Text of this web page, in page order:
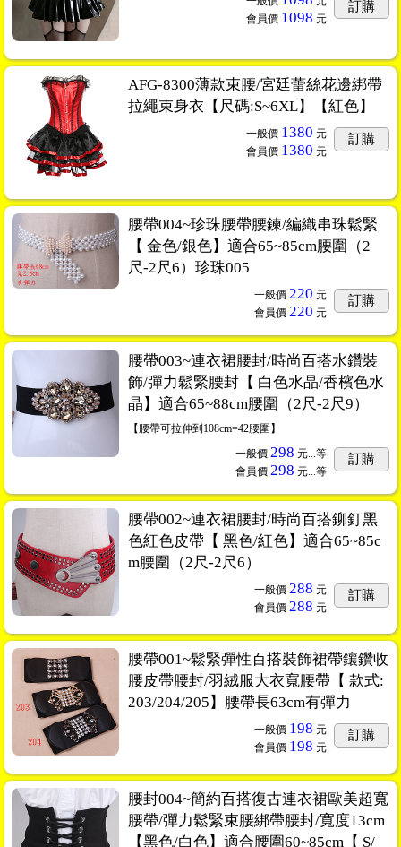
會員價 1098 元
訂購
AFG-8300薄款束腰/宮廷蕾絲花邊綁帶
拉繩束身衣【尺碼:S~6XL】【紅色】
一般價 1380 元
會員價 1380 元
訂購
腰帶004~珍珠腰帶腰鍊/編織串珠鬆緊
【 金色/銀色】適合65~85cm腰圍（2
尺-2尺6）珍珠005
一般價 220 元
會員價 220 元
訂購
腰帶003~連衣裙腰封/時尚百搭水鑽裝
飾/彈力鬆緊腰封【 白色水晶/香檳色水
晶】適合65~88cm腰圍（2尺-2尺9）
【腰帶可拉伸到108cm=42腰圍】
一般價 298 元...等
會員價 298 元...等
訂購
腰帶002~連衣裙腰封/時尚百搭鉚釘黑
色紅色皮帶【 黑色/紅色】適合65~85c
m腰圍（2尺-2尺6）
一般價 288 元
會員價 288 元
訂購
腰帶001~鬆緊彈性百搭裝飾裙帶鑲鑽收
腰皮帶腰封/羽絨服大衣寬腰帶【 款式:
203/204/205】腰帶長63cm有彈力
一般價 198 元
會員價 198 元
訂購
腰封004~簡約百搭復古連衣裙歐美超寬
腰帶/彈力鬆緊束腰綁帶腰封/寬度13cm
【黑色/白色】適合腰圍60~85cm【 S/